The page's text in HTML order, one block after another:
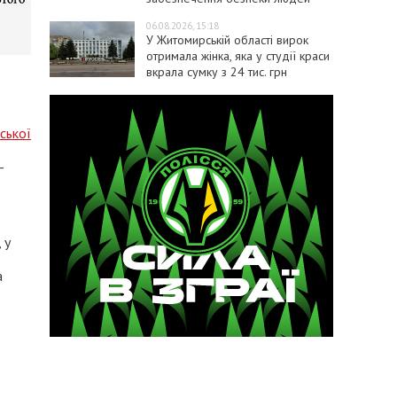
у
06.08.2026, 15:18
У Житомирській області вирок
отримала жінка, яка у студії краси
вкрала сумку з 24 тис. грн